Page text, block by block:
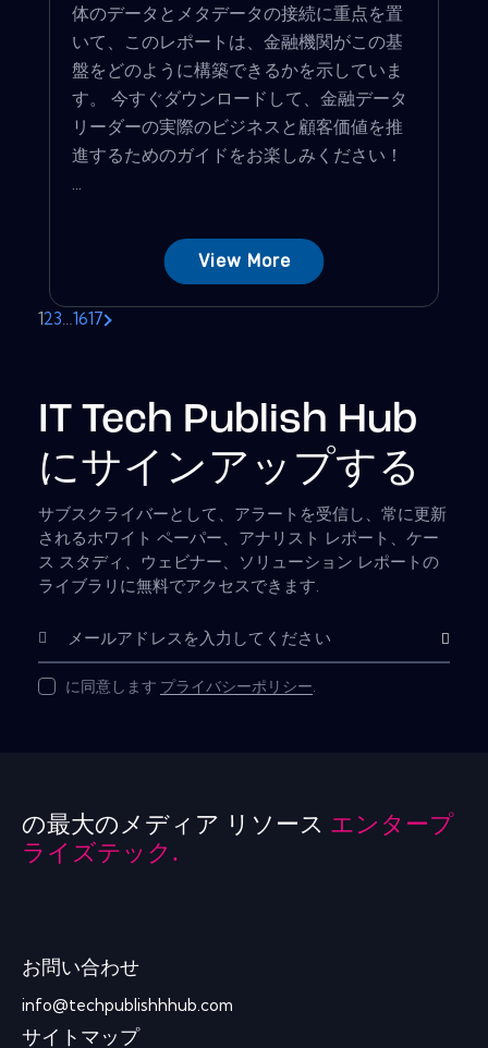
体のデータとメタデータの接続に重点を置
いて、このレポートは、金融機関がこの基
盤をどのように構築できるかを示していま
す。 今すぐダウンロードして、金融データ
リーダーの実際のビジネスと顧客価値を推
進するためのガイドをお楽しみください！
View More
123 1617
IT Tech Publish Hub
にサインアップする
サブスクライバーとして、アラートを受信し、常に更新
されるホワイト ペーパー、アナリスト レポート、ケー
ス スタディ、ウェビナー、ソリューション レポートの
ライブラリに無料でアクセスできます.
購読
に同意します プライバシーポリシー.
の最大のメディア リソース エンタープ
ライズテック.
お問い合わせ
info@techpublishhhub.com
サイトマップ